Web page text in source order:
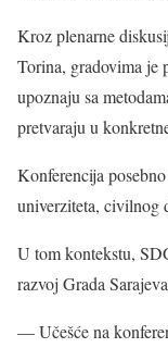
Kroz plenarne
Torina, gradovima je
upoznaju sa
pretvaraju u
Konferencija
univerziteta, civilnog
U tom kontekstu,
razvoj Grada
— Učešće na